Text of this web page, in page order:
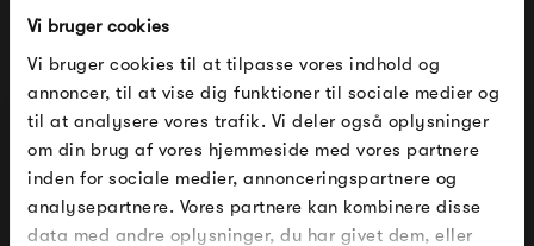
Vi bruger cookies
Vi bruger cookies til at tilpasse vores indhold og
annoncer, til at vise dig funktioner til sociale medier og
til at analysere vores trafik. Vi deler også oplysninger
om din brug af vores hjemmeside med vores partnere
inden for sociale medier, annonceringspartnere og
analysepartnere. Vores partnere kan kombinere disse
data med andre oplysninger, du har givet dem, eller
at arbejde tæt med dygtige håndarbejdere i Indien, har
materialer, farver og høj kvalitet er tilstede i alle produkter,
og hvor alt er lavet i hånden.
Se alle varer fra Bongusta
FÅ 10% PÅ DIN NÆSTE ORDRE
Indtast din e-mail, så sender vi rabatkoden til dig på
mail. Minimumsbeløb er 499 kr. for at indløse